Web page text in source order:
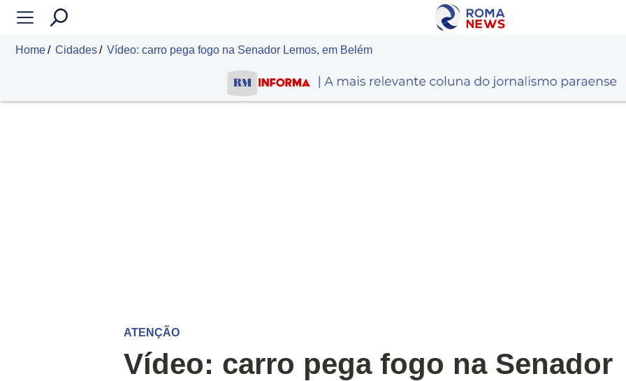
Home Cidades Vídeo: carro pega fogo na Senador Lemos, em Belém
ATENÇÃO
Vídeo: carro pega fogo na Senador